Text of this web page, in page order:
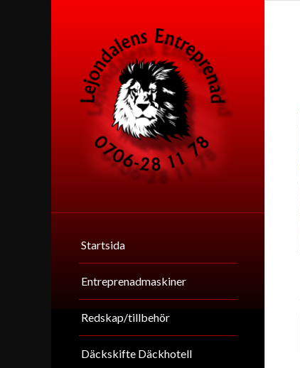
Startsida
Entreprenadmaskiner
Redskap/tillbehör
Däckskifte Däckhotell